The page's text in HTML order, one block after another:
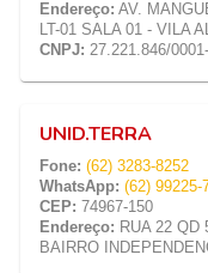
Endereço: AV.
LT-01 SALA 01 - VILA
CNPJ: 27.221.846/
UNID.TERRA
Fone: (62) 3283-8252
WhatsApp: (62) 99225-
CEP: 74967-150
Endereço: RUA 22 QD
BAIRRO